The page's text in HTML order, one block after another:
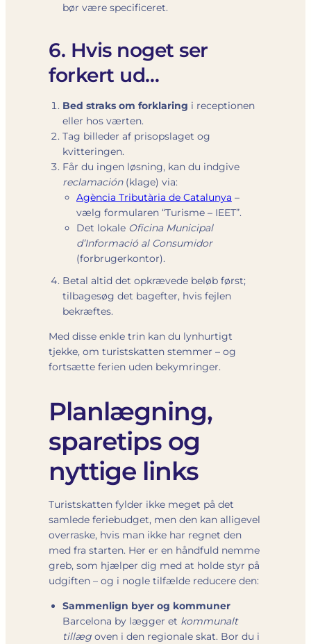
bør være specificeret.
6. Hvis noget ser
forkert ud…
Bed straks om forklaring i receptionen
eller hos værten.
Tag billeder af prisopslaget og
kvitteringen.
Får du ingen løsning, kan du indgive
reclamación(klage) via:
Agència Tributària de Catalunya –
vælg formularen “Turisme – IEET”.
Det lokale Oficina Municipal
d’Informació al Consumidor
(forbrugerkontor).
Betal altid det opkrævede beløb først;
tilbagesøg det bagefter, hvis fejlen
bekræftes.
Med disse enkle trin kan du lynhurtigt
tjekke, om turistskatten stemmer – og
fortsætte ferien uden bekymringer.
Planlægning,
sparetips og
nyttige links
Turistskatten fylder ikke meget på det
samlede feriebudget, men den kan alligevel
overraske, hvis man ikke har regnet den
med fra starten. Her er en håndfuld nemme
greb, som hjælper dig med at holde styr på
udgiften – og i nogle tilfælde reducere den:
Sammenlign byer og kommuner
Barcelona by lægger et kommunalt
tillæg oven i den regionale skat. Bor du i